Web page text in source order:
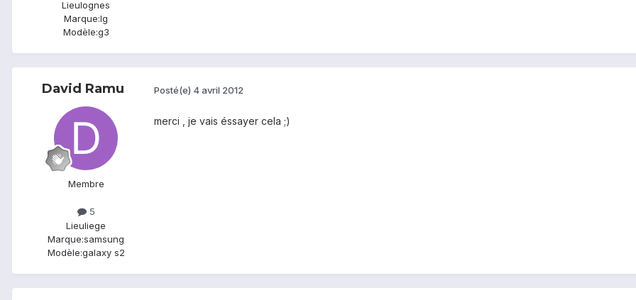
Lieulognes
Marque:lg
Modèle:g3
David Ramu
Membre
5
Lieuliege
Marque:samsung
Modèle:galaxy s2
Posté(e) 4 avril 2012
merci , je vais éssayer cela ;)